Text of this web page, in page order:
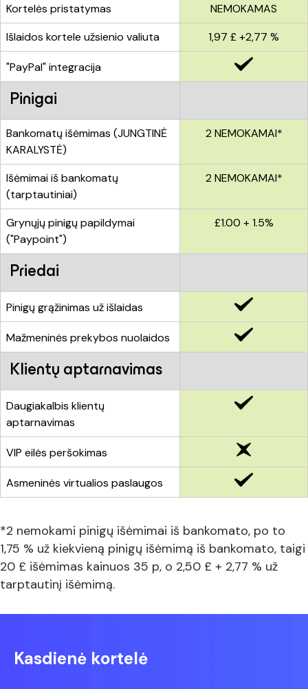
Kortelės pristatymas
NEMOKAMAS
Išlaidos kortele užsienio valiuta
1,97 £ +2,77 %
"PayPal" integracija
Pinigai
Bankomatų išėmimas (JUNGTINĖ
KARALYSTĖ)
2 NEMOKAMAI*
Išėmimai iš bankomatų
(tarptautiniai)
2 NEMOKAMAI*
Grynųjų pinigų papildymai
("Paypoint")
£1.00 + 1.5%
Priedai
Pinigų grąžinimas už išlaidas
Mažmeninės prekybos nuolaidos
Klientų aptarnavimas
Daugiakalbis klientų
aptarnavimas
VIP eilės peršokimas
Asmeninės virtualios paslaugos
*2 nemokami pinigų išėmimai iš bankomato, po to
1,75 % už kiekvieną pinigų išėmimą iš bankomato, taigi
20 £ išėmimas kainuos 35 p, o 2,50 £ + 2,77 % už
tarptautinį išėmimą.
Kasdienė kortelė